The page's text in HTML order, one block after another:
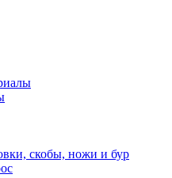
скобы, ножи и бур